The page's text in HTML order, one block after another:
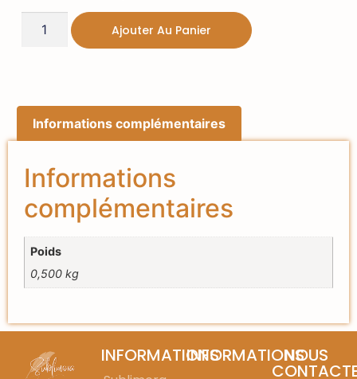
Ajouter Au Panier
Informations complémentaires
Informations
complémentaires
Poids
0,500 kg
INFORMATIONSINFORMATIONSNOUS